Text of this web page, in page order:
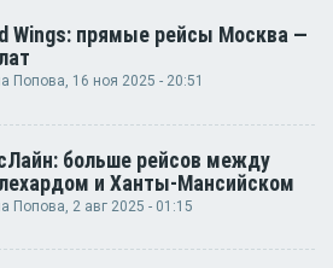
Wings: прямые рейсы Москва —
Попова, 16 ноя 2025 - 20:51
больше рейсов между
и Ханты-Мансийском
Попова , 2 авг 2025 - 01:15